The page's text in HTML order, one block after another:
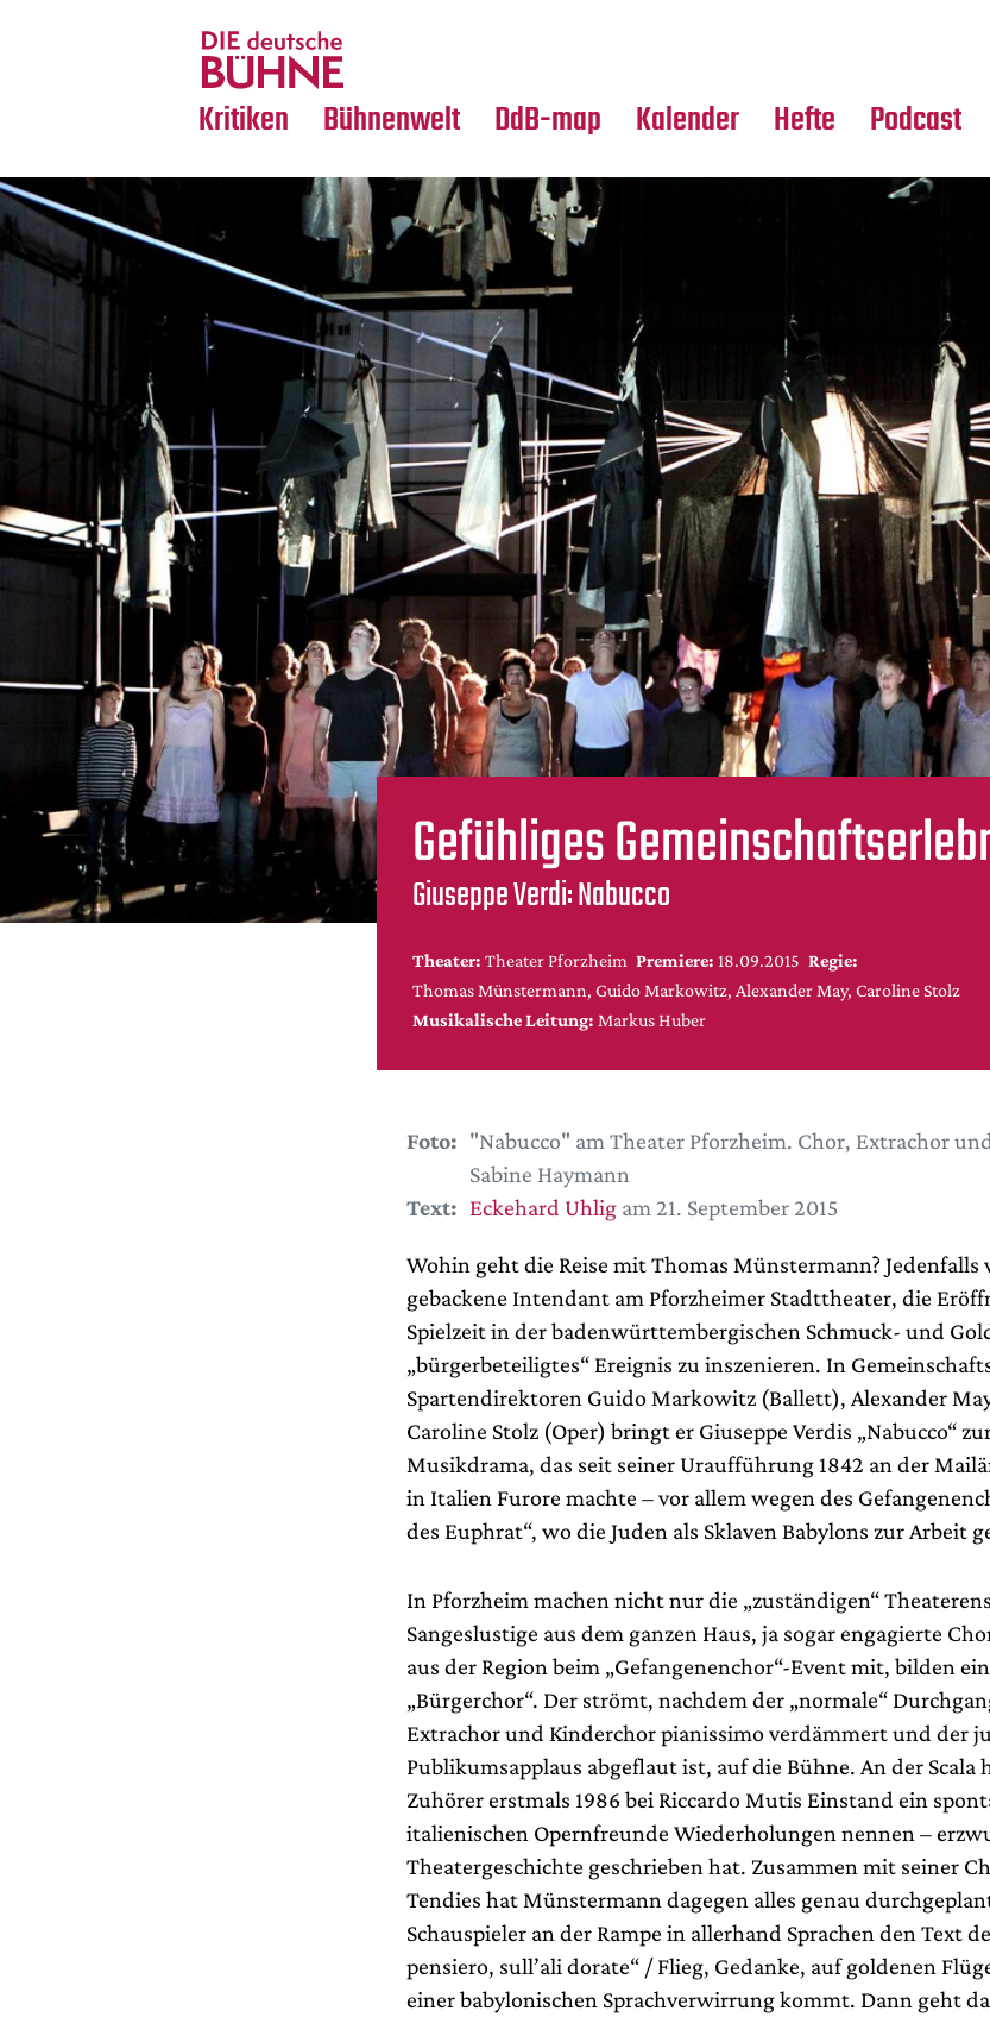
Kritiken
Crossover
Bühnenwelt
Medientipps
DdB-map Kalender Hefte Podcast
Gefühliges
Giuseppe Verdi: Nabucco
Theater: Theater Pforzheim Premiere: 18.09.2015 Regie:
Thomas Münstermann, Guido Markowitz, Alexander May, Caroline Stolz
Musikalische Leitung: Markus Huber
Foto: "Nabucco" am Theater Pforzheim. Chor, Extrachor
Sabine Haymann
Text: Eckehard Uhligam 21. September 2015
Wohin geht die Reise mit Thomas Münstermann? Jedenfalls
gebackene Intendant am Pforzheimer Stadttheater, die
Spielzeit in der badenwürttembergischen Schmuck- und
„bürgerbeteiligtes“ Ereignis zu inszenieren. In
Spartendirektoren Guido Markowitz (Ballett), Alexander
Caroline Stolz (Oper) bringt er Giuseppe Verdis „Nabucco“
Musikdrama, das seit seiner Uraufführung 1842 an der
in Italien Furore machte – vor allem wegen des
des Euphrat“, wo die Juden als Sklaven Babylons zur Arbeit
In Pforzheim machen nicht nur die „zuständigen“
Sangeslustige aus dem ganzen Haus, ja sogar engagierte
aus der Region beim „Gefangenenchor“-Event mit, bilden
„Bürgerchor“. Der strömt, nachdem der „normale“
Extrachor und Kinderchor pianissimo verdämmert und der
Publikumsapplaus abgeflaut ist, auf die Bühne. An der Scala
Zuhörer erstmals 1986 bei Riccardo Mutis Einstand ein
italienischen Opernfreunde Wiederholungen nennen –
Theatergeschichte geschrieben hat. Zusammen mit seiner
Tendies hat Münstermann dagegen alles genau
Schauspieler an der Rampe in allerhand Sprachen den Text
pensiero, sull’ali dorate“ / Flieg, Gedanke, auf goldenen
einer babylonischen Sprachverwirrung kommt. Dann geht